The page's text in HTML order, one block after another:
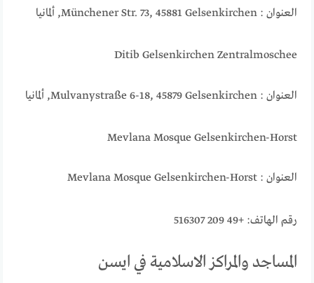
العنوان : Münchener Str. 73, 45881 Gelsenkirchen, ألمانيا
Ditib Gelsenkirchen Zentralmoschee
العنوان : Mulvanystraße 6-18, 45879 Gelsenkirchen, ألمانيا
Mevlana Mosque Gelsenkirchen-Horst
العنوان : Mevlana Mosque Gelsenkirchen-Horst
رقم الهاتف: +49 209 516307
المساجد والمراكز الاسلامية في ايسن